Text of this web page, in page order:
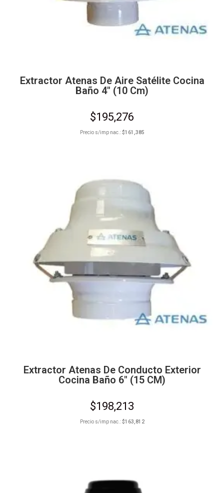
Extractor Atenas De Aire Satélite Cocina
Baño 4″ (10 Cm)
$195,276
Precio s/imp nac.:$161,385
Extractor Atenas De Conducto Exterior
Cocina Baño 6″ (15 CM)
$198,213
Precio s/imp nac.:$163,812